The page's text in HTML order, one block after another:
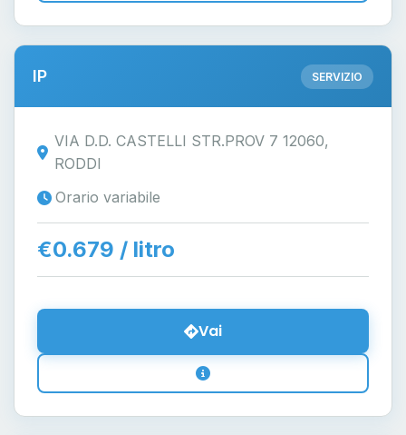
IP SERVIZIO
VIA D.D. CASTELLI STR.PROV 7 12060,
RODDI
Orario variabile
€0.679 / litro
Vai